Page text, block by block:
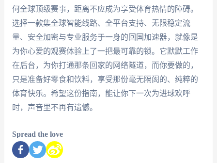
何全球顶级赛事，距离不应成为享受体育热情的障碍。
选择一款集全球智能线路、全平台支持、无限稳定流
量、安全加密与专业服务于一身的回国加速器，就像是
为你心爱的观赛体验上了一把最可靠的锁。它默默工作
在后台，为你打通那条回家的网络隧道，而你要做的，
只是准备好零食和饮料，享受那份毫无隔阂的、纯粹的
体育快乐。希望这份指南，能让你下一次为进球欢呼
时，声音里不再有遗憾。
Spread the love